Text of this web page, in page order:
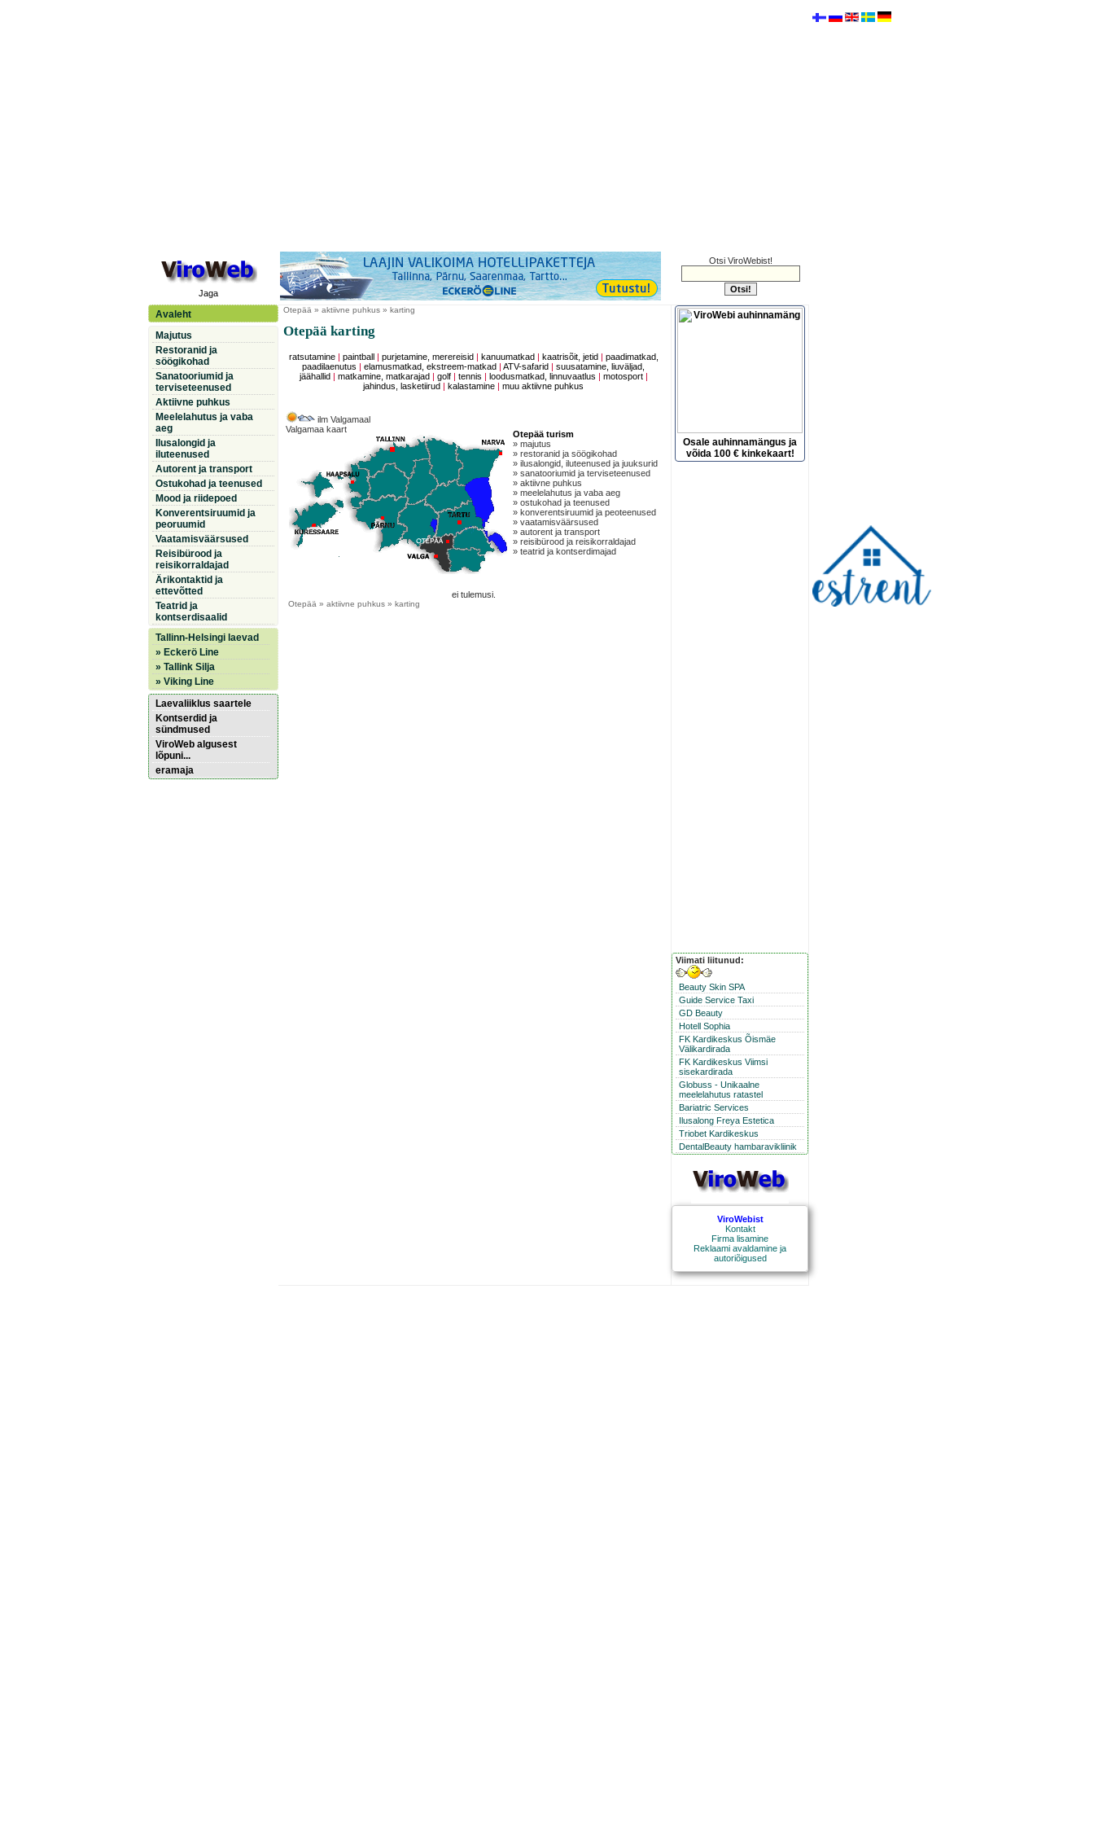
Jaga
Otsi ViroWebist!
Avaleht
Majutus
Restoranid ja
söögikohad
Sanatooriumid ja
terviseteenused
Aktiivne puhkus
Meelelahutus ja vaba
aeg
Ilusalongid ja
iluteenused
Autorent ja transport
Ostukohad ja teenused
Mood ja riidepoed
Konverentsiruumid ja
peoruumid
Vaatamisväärsused
Reisibürood ja
reisikorraldajad
Ärikontaktid ja
ettevõtted
Teatrid ja
kontserdisaalid
Tallinn-Helsingi laevad
» Eckerö Line
» Tallink Silja
» Viking Line
Laevaliiklus saartele
Kontserdid ja
sündmused
ViroWeb algusest
lõpuni...
eramaja
Otepää » aktiivne puhkus » karting
Otepää karting
ratsutamine| paintball purjetamine, merereisid kanuumatkad kaatrisõit, jetid
paadimatkad,
paadilaenutus
|elamusmatkad, ekstreem-matkad |ATV-safarid |suusatamine, liuväljad,
jäähallid
matkamine, matkarajad golf| tennis loodusmatkad, linnuvaatlus motosport|
jahindus, lasketiirud
kalastamine |muu aktiivne puhkus
ilm Valgamaal
Valgamaa kaart
Otepää turism
» majutus
» restoranid ja söögikohad
» ilusalongid, iluteenused ja juuksurid
» sanatooriumid ja terviseteenused
» aktiivne puhkus
» meelelahutus ja vaba aeg
» ostukohad ja teenused
» konverentsiruumid ja peoteenused
» vaatamisväärsused
» autorent ja transport
» reisibürood ja reisikorraldajad
» teatrid ja kontserdimajad
ei tulemusi.
Otepää » aktiivne puhkus » karting
Osale auhinnamängus ja
võida 100 € kinkekaart!
Viimati liitunud:
Beauty Skin SPA
Guide Service Taxi
GD Beauty
Hotell Sophia
FK Kardikeskus Õismäe
Välikardirada
FK Kardikeskus Viimsi
sisekardirada
Globuss - Unikaalne
meelelahutus ratastel
Bariatric Services
Ilusalong Freya Estetica
Triobet Kardikeskus
DentalBeauty hambaravikliinik
ViroWebist
Kontakt
Firma lisamine
Reklaami avaldamine ja
autoriõigused